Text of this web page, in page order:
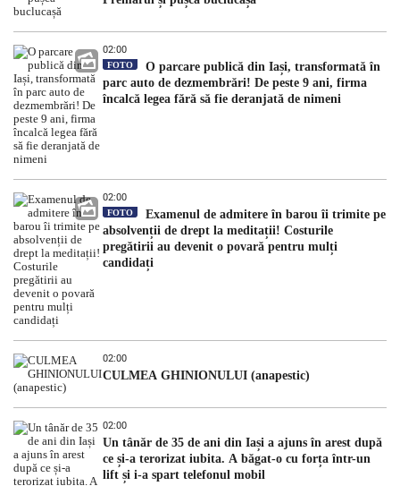
02:00
FOTO
O parcare publică din Iași, transformată în
parc auto de dezmembrări! De peste 9 ani, firma
încalcă legea fără să fie deranjată de nimeni
02:00
FOTO
Examenul de admitere în barou îi trimite pe
absolvenții de drept la meditații! Costurile
pregătirii au devenit o povară pentru mulți
candidați
02:00
CULMEA GHINIONULUI (anapestic)
02:00
Un tânăr de 35 de ani din Iași a ajuns în arest după
ce și-a terorizat iubita. A băgat-o cu forța într-un
lift și i-a spart telefonul mobil